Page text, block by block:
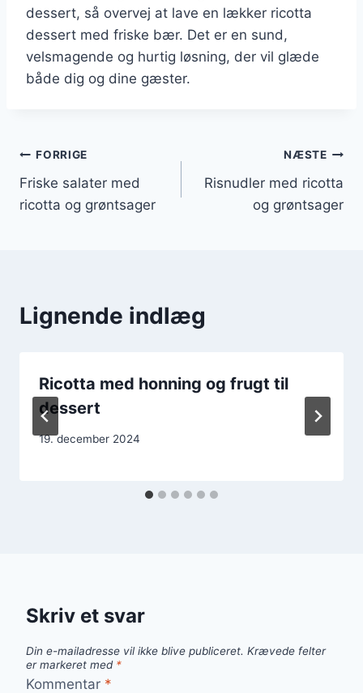
dessert, så overvej at lave en lækker ricotta
dessert med friske bær. Det er en sund,
velsmagende og hurtig løsning, der vil glæde
både dig og dine gæster.
Indlægsnavigation
FORRIGE
Friske salater med
ricotta og grøntsager
NÆSTE
Risnudler med ricotta
og grøntsager
Lignende indlæg
Ricotta med honning og frugt til
dessert
19. december 2024
Skriv et svar
Din e-mailadresse vil ikke blive publiceret. Krævede felter
er markeret med *
Kommentar *